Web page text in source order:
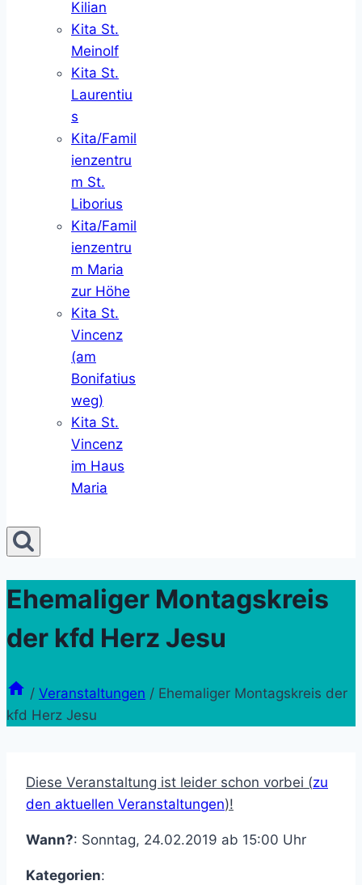
Kilian
Kita St.
Meinolf
Kita St.
Laurentiu
s
Kita/Famil
ienzentru
m St.
Liborius
Kita/Famil
ienzentru
m Maria
zur Höhe
Kita St.
Vincenz
(am
Bonifatius
weg)
Kita St.
Vincenz
im Haus
Maria
Ehemaliger Montagskreis
der kfd Herz Jesu
/ Veranstaltungen / Ehemaliger Montagskreis der
kfd Herz Jesu
Diese Veranstaltung ist leider schon vorbei (zu
den aktuellen Veranstaltungen)!
Wann?: Sonntag, 24.02.2019 ab 15:00 Uhr
Kategorien: